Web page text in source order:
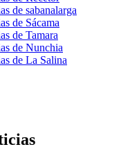
de sabanalarga
de Sácama
de Tamara
de Nunchia
de La Salina